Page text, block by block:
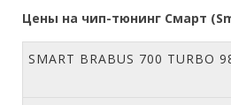
Цены на чип-тюнинг Смарт
SMART BRABUS 700 TURBO